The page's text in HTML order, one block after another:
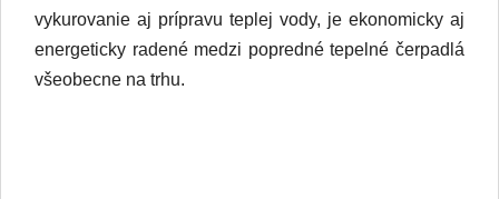
vykurovanie aj prípravu teplej vody, je ekonomicky aj
energeticky radené medzi popredné tepelné čerpadlá
všeobecne na trhu.